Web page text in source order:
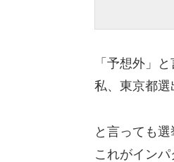
「予想外」
私、東京都選
と言っても
これがインパ